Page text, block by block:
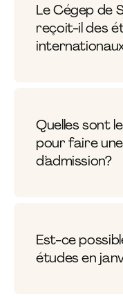
Le Cégep de
reçoit-il des
Quelles sont
pour faire
d’admission?
Est-ce
études en